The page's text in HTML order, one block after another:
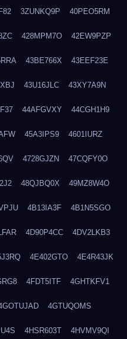
3ZUNKQ9P 40PEO5RM
428MPM7O 42EW9PZP
43BE766X 43EEF23E
43U16JLC 43XY7A9N
44AFGVXY 44CGH1H9
45A3IPS9 4601IURZ
4728GJZN 47CQFY0O
48QJBQ0X 49MZ8W4O
4B13IA3F 4B1N5SGO
4D90P4CC 4DV2LKB3
4E402GTO 4E4R43JK
4FDT5ITF 4GHTKFV1
4GTUQOMS
4HSR603T 4HVMV9QI